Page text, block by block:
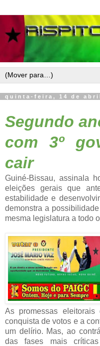
quinta-feira, 14 de
Segundo
com 3º
cair
Guiné-Bissau, assinala
eleições gerais que
estabilidade e
demonstra a
mesma legislatura a todo
As promessas
conquista de votos e a
um delírio. Mas, ao
das fases mais